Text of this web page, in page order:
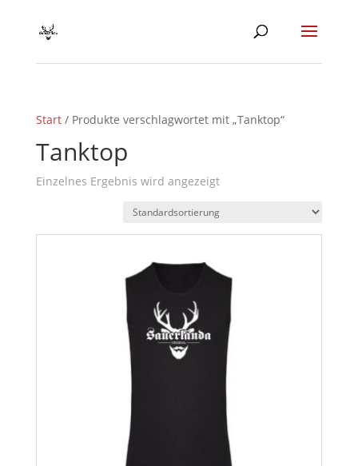
Start/ Produkte verschlagwortet mit „Tanktop“
Tanktop
Einzelnes Ergebnis wird angezeigt